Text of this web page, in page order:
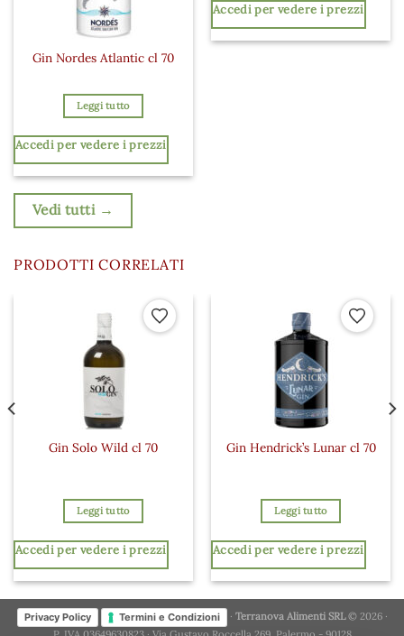
Gin Nordes Atlantic cl 70
Leggi tutto
Accedi per vedere i prezzi
Accedi per vedere i prezzi
Vedi tutti →
PRODOTTI CORRELATI
Aggiungi ai preferiti
Gin Solo Wild cl 70
Leggi tutto
Accedi per vedere i prezzi
Gin Hendrick’s Lunar cl 70
Leggi tutto
Accedi per vedere i prezzi
Privacy Policy Termini e Condizioni · Terranova Alimenti SRL© 2026 ·